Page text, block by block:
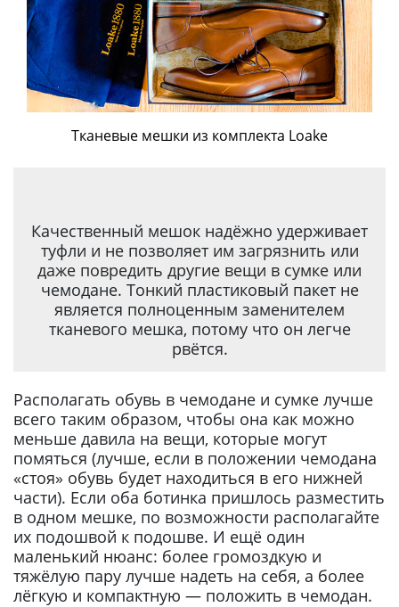
Тканевые мешки из комплекта Loake
Качественный мешок надёжно удерживает
туфли и не позволяет им загрязнить или
даже повредить другие вещи в сумке или
чемодане. Тонкий пластиковый пакет не
является полноценным заменителем
тканевого мешка, потому что он легче
рвётся.
Располагать обувь в чемодане и сумке лучше
всего таким образом, чтобы она как можно
меньше давила на вещи, которые могут
помяться (лучше, если в положении чемодана
«стоя» обувь будет находиться в его нижней
части). Если оба ботинка пришлось разместить
в одном мешке, по возможности располагайте
их подошвой к подошве. И ещё один
маленький нюанс: более громоздкую и
тяжёлую пару лучше надеть на себя, а более
лёгкую и компактную — положить в чемодан.